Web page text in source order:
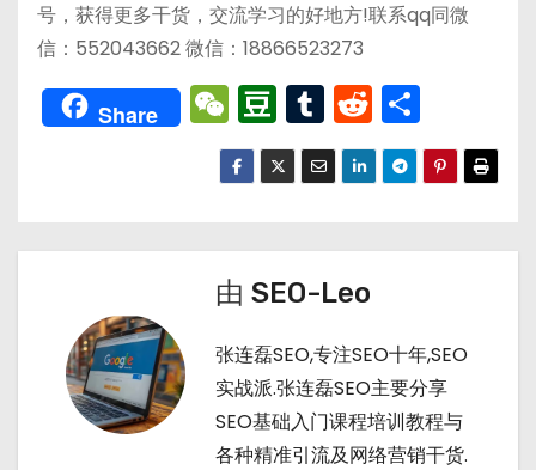
号，获得更多干货，交流学习的好地方!联系qq同微
信：552043662 微信：18866523273
Share W
e
C
a
t
D
o
u
a
n
T
u
m
r
R
e
d
t
享
由 SEO-Leo
张连磊SEO,专注SEO十年,SEO
实战派.张连磊SEO主要分享
SEO基础入门课程培训教程与
各种精准引流及网络营销干货.